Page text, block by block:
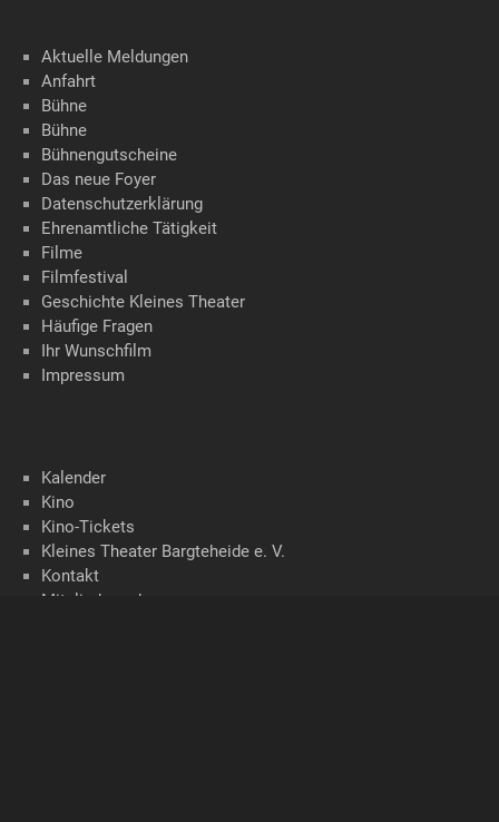
Aktuelle Meldungen
Anfahrt
Bühne
Bühne
Bühnengutscheine
Das neue Foyer
Datenschutzerklärung
Ehrenamtliche Tätigkeit
Filme
Filmfestival
Geschichte Kleines Theater
Häufige Fragen
Ihr Wunschfilm
Impressum
Kalender
Kino
Kino-Tickets
Kleines Theater Bargteheide e. V.
Kontakt
Mitglied werden